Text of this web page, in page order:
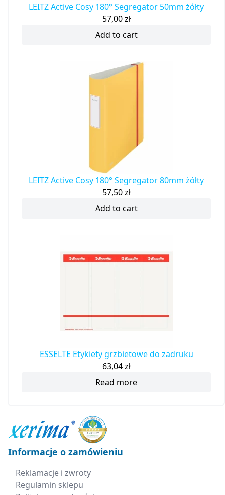
LEITZ Active Cosy 180° Segregator 50mm żółty
57,00zł
Add to cart
LEITZ Active Cosy 180° Segregator 80mm żółty
57,50zł
Add to cart
ESSELTE Etykiety grzbietowe do zadruku
63,04zł
Read more
Informacje o zamówieniu
Reklamacje i zwroty
Regulamin sklepu